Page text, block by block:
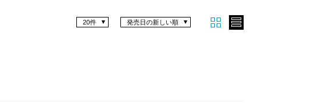
発売日の新しい順
20件